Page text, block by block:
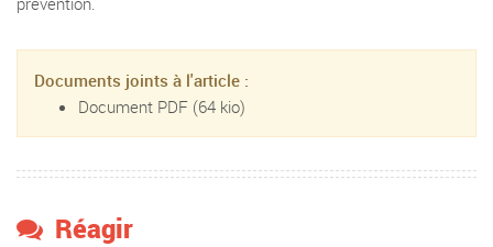
Documents joints à l'article :
Document PDF (64 kio)
Réagir